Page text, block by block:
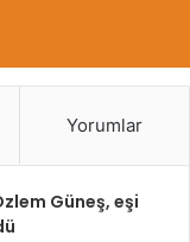
Yorumlar
Güneş, eşi